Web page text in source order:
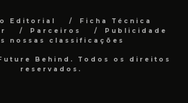
Editorial
Ficha Técnica
Parceiros
Publicidade
nossas classificações
Behind. Todos os direitos
reservados.